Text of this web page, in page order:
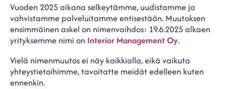
Vuoden 2025 aikana selkeytämme, uudistamme ja
vahvistamme palveluitamme entisestään. Muutoksen
ensimmäinen askel on nimenvaihdos: 19.6.2025 alkaen
yrityksemme nimi on Interior Management Oy.
Vielä nimenmuutos ei näy kaikkialla, eikä vaikuta
yhteystietoihimme, tavoitatte meidät edelleen kuten
ennenkin.